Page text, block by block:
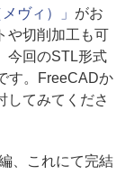
ヴィ）」 がお
や切削加工も可
今回のSTL形式
す。FreeCADか
してみてくださ
、これにて完結